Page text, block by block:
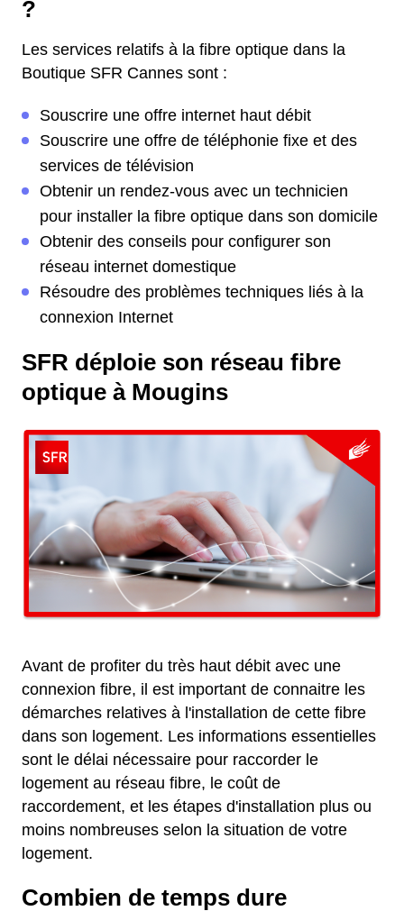
?
Les services relatifs à la fibre optique dans la
Boutique SFR Cannes sont :
Souscrire une offre internet haut débit
Souscrire une offre de téléphonie fixe et des
services de télévision
Obtenir un rendez-vous avec un technicien
pour installer la fibre optique dans son domicile
Obtenir des conseils pour configurer son
réseau internet domestique
Résoudre des problèmes techniques liés à la
connexion Internet
SFR déploie son réseau fibre
optique à Mougins
Avant de profiter du très haut débit avec une
connexion fibre, il est important de connaitre les
démarches relatives à l'installation de cette fibre
dans son logement. Les informations essentielles
sont le délai nécessaire pour raccorder le
logement au réseau fibre, le coût de
raccordement, et les étapes d'installation plus ou
moins nombreuses selon la situation de votre
logement.
Combien de temps dure